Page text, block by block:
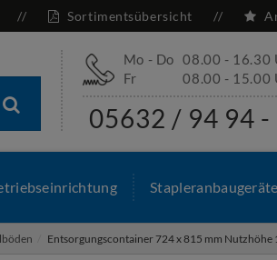
Sortimentsübersicht
Mo - Do 08.00 - 16.30
Fr
08.00 - 15.00
05632 / 94 94 -
Stapleranbaugeräte
Entsorgungscontainer 724 x 815 mm Nutzhöhe